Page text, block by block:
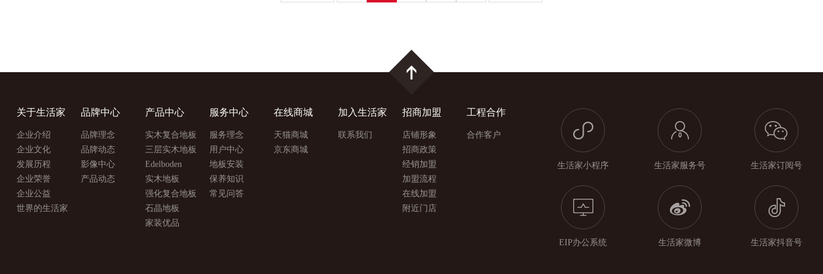
生活家小程序 生活家服务号 生活家订阅号
EIP办公系统 生活家微博 生活家抖音号
关于生活家
企业介绍
企业文化
发展历程
企业荣誉
企业公益
世界的生活家
品牌中心
品牌理念
品牌动态
影像中心
产品动态
产品中心
实木复合地板
三层实木地板
Edelboden
实木地板
强化复合地板
石晶地板
家装优品
服务中心
服务理念
用户中心
地板安装
保养知识
常见问答
在线商城
天猫商城
京东商城
加入生活家
联系我们
招商加盟
店铺形象
招商政策
经销加盟
加盟流程
在线加盟
附近门店
工程合作
合作客户